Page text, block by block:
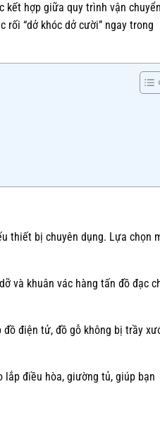
kết hợp giữa quy trình vận chuyển
“dở khóc dở cười” ngay trong
thiết bị chuyên dụng. Lựa chọn
và khuân vác hàng tấn đồ đạc
điện tử, đồ gỗ không bị trầy
điều hòa, giường tủ, giúp bạn